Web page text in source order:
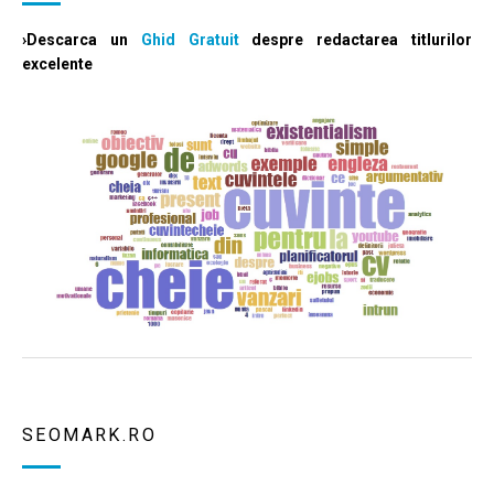
›Descarca un Ghid Gratuitdespre redactarea titlurilor
excelente
SEOMARK.RO